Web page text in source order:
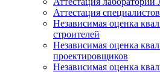
Аттестация
Независимая оценка
строителей
Независимая оценка
проектировщиков
Независимая оценка